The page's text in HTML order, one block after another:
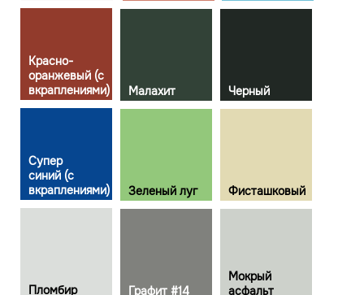
Мокрый
асфальт
Графит #14
Пломбир
Фисташковый
Черный
Зеленый луг
Супер
синий (с
вкраплениями)
Малахит
Красно-
оранжевый (с
вкраплениями)